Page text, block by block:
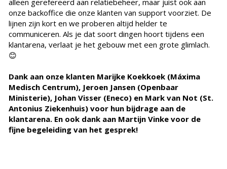
onze backoffice die onze klanten van support voorziet. De
lijnen zijn kort en we proberen altijd helder te
communiceren. Als je dat soort dingen hoort tijdens een
klantarena, verlaat je het gebouw met een grote glimlach.
😊
Dank aan onze klanten Marijke Koekkoek (Máxima
Medisch Centrum), Jeroen Jansen (Openbaar
Ministerie), Johan Visser (Eneco) en Mark van Not (St.
Antonius Ziekenhuis) voor hun bijdrage aan de
klantarena. En ook dank aan Martijn Vinke voor de
fijne begeleiding van het gesprek!